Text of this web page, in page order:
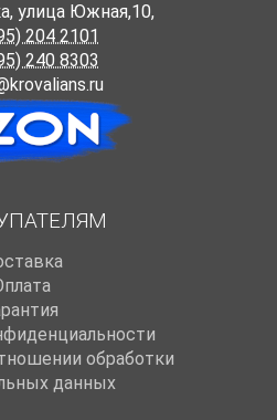
улица Южная,10,
204 2101
240 8303
обработки
данных